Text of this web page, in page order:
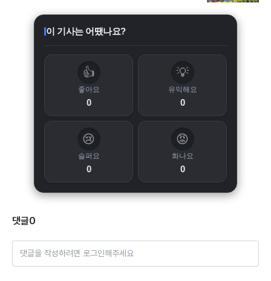
이 기사는 어땠나요?
👍
좋아요
0
💡
유익해요
0
😢
슬퍼요
0
😡
화나요
0
댓글0
댓글을 작성하려면 로그인해주세요